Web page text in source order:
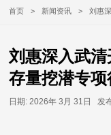
首页 > 新闻资讯 >
刘惠
刘惠深入武
存量挖潜专
日期: 2026年 3月 31日 发